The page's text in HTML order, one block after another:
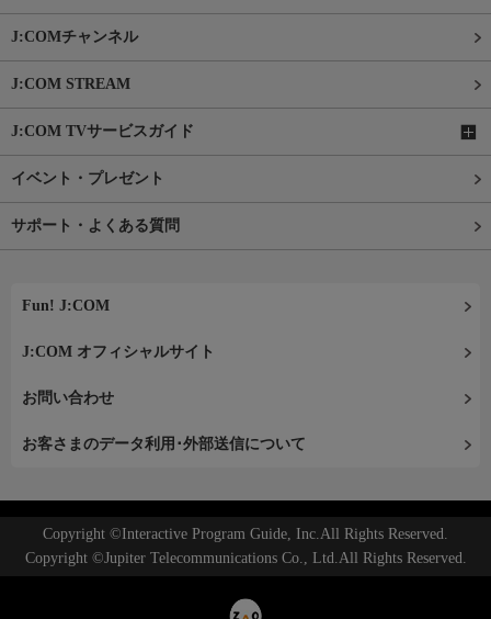
J:COMチャンネル
J:COM STREAM
J:COM TVサービスガイド
イベント・プレゼント
サポート・よくある質問
Fun! J:COM
J:COM オフィシャルサイト
お問い合わせ
お客さまのデータ利用･外部送信について
Copyright ©Interactive Program Guide, Inc.All Rights Reserved.
Copyright ©Jupiter Telecommunications Co., Ltd.All Rights Reserved.